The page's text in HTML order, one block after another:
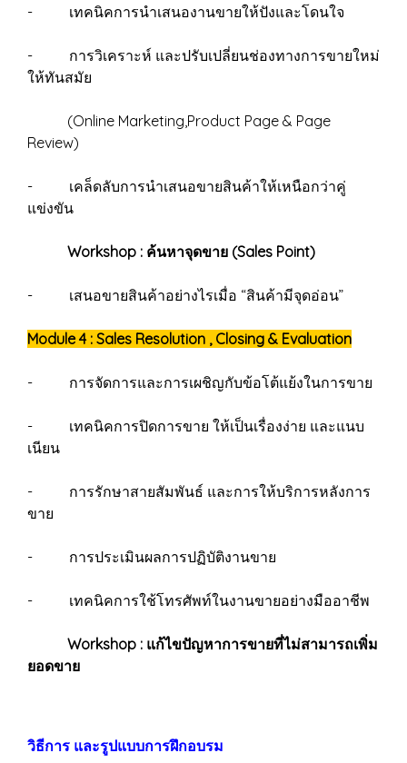
- เทคนิคการนำเสนองานขายให้ปังและโดนใจ
- การวิเคราะห์ และปรับเปลี่ยนช่องทางการขายใหม่
ให้ทันสมัย
(Online Marketing,Product Page & Page
Review)
- เคล็ดลับการนำเสนอขายสินค้าให้เหนือกว่าคู่
แข่งขัน
Workshop : ค้นหาจุดขาย (Sales Point)
- เสนอขายสินค้าอย่างไรเมื่อ “สินค้ามีจุดอ่อน”
Module 4 : Sales Resolution , Closing & Evaluation
- การจัดการและการเผชิญกับข้อโต้แย้งในการขาย
- เทคนิคการปิดการขาย ให้เป็นเรื่องง่าย และแนบ
เนียน
- การรักษาสายสัมพันธ์ และการให้บริการหลังการ
ขาย
- การประเมินผลการปฏิบัติงานขาย
- เทคนิคการใช้โทรศัพท์ในงานขายอย่างมืออาชีพ
Workshop : แก้ไขปัญหาการขายที่ไม่สามารถเพิ่ม
ยอดขาย
วิธีการ และรูปแบบการฝึกอบรม